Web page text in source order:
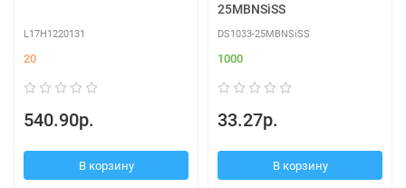
L17H1220131
20
540.90р.
В корзину
25MBNSiSS
DS1033-25MBNSiSS
1000
33.27р.
В корзину